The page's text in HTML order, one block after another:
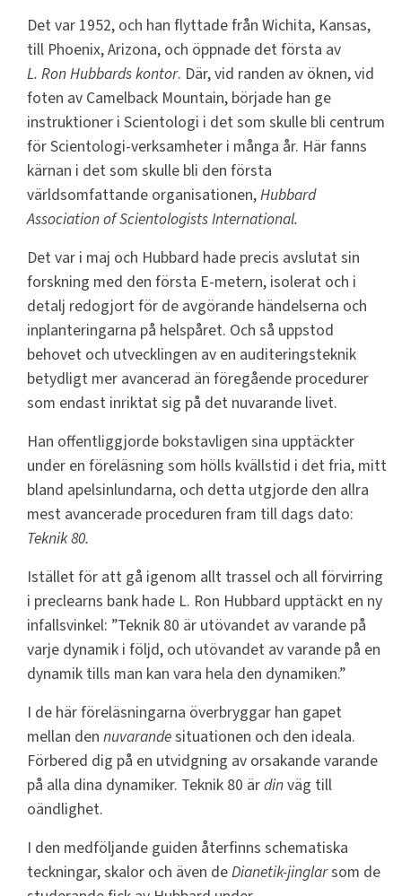
Det var 1952, och han flyttade från Wichita, Kansas,
till Phoenix, Arizona, och öppnade det första av
L. Ron Hubbards kontor. Där, vid randen av öknen, vid
foten av Camelback Mountain, började han ge
instruktioner i Scientologi i det som skulle bli centrum
för Scientologi-verksamheter i många år. Här fanns
kärnan i det som skulle bli den första
världsomfattande organisationen,Hubbard
Association of Scientologists International.
Det var i maj och Hubbard hade precis avslutat sin
forskning med den första E-metern, isolerat och i
detalj redogjort för de avgörande händelserna och
inplanteringarna på helspåret. Och så uppstod
behovet och utvecklingen av en auditeringsteknik
betydligt mer avancerad än föregående procedurer
som endast inriktat sig på det nuvarande livet.
Han offentliggjorde bokstavligen sina upptäckter
under en föreläsning som hölls kvällstid i det fria, mitt
bland apelsinlundarna, och detta utgjorde den allra
mest avancerade proceduren fram till dags dato:
Teknik 80.
Istället för att gå igenom allt trassel och all förvirring
i preclearns bank hade L. Ron Hubbard upptäckt en ny
infallsvinkel: ”Teknik 80 är utövandet av varande på
varje dynamik i följd, och utövandet av varande på en
dynamik tills man kan vara hela den dynamiken.”
I de här föreläsningarna överbryggar han gapet
mellan den nuvarandesituationen och den ideala.
Förbered dig på en utvidgning av orsakande varande
på alla dina dynamiker. Teknik 80 ärdinväg till
oändlighet.
I den medföljande guiden återfinns schematiska
teckningar, skalor och även deDianetik-jinglarsom de